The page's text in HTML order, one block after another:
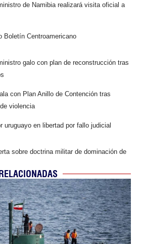
de Namibia realizará visita oficial a
Boletín Centroamericano
galo con plan de reconstrucción tras
con Plan Anillo de Contención tras
violencia
uruguayo en libertad por fallo judicial
sobre doctrina militar de dominación de